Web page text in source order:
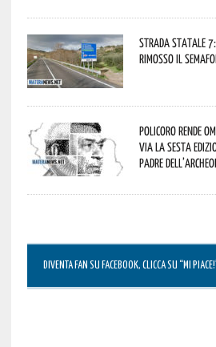
Strada statale
rimosso il
Policoro rende
via la sesta
padre
DIVENTA FAN SU FACEBOOK, CLICCA SU “MI